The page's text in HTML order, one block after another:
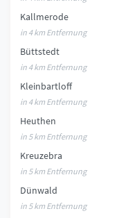
Kallmerode
in 4 km Entfernung
Büttstedt
in 4 km Entfernung
Kleinbartloff
in 4 km Entfernung
Heuthen
in 5 km Entfernung
Kreuzebra
in 5 km Entfernung
Dünwald
in 5 km Entfernung